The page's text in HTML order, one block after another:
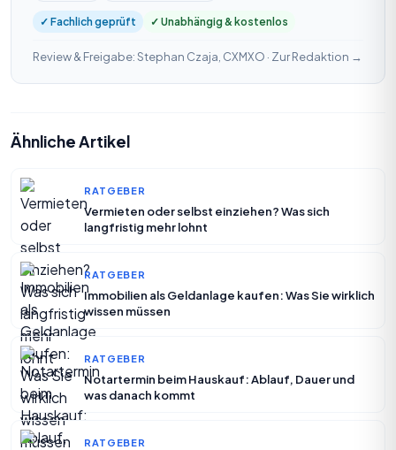
✓ Fachlich geprüft ✓ Unabhängig & kostenlos
Review & Freigabe: Stephan Czaja, CXMXO · Zur Redaktion →
Ähnliche Artikel
RATGEBER
Vermieten oder selbst einziehen? Was sich
langfristig mehr lohnt
RATGEBER
Immobilien als Geldanlage kaufen: Was Sie wirklich
wissen müssen
RATGEBER
Notartermin beim Hauskauf: Ablauf, Dauer und
was danach kommt
RATGEBER